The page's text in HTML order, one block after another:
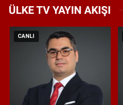
ÜLKE TV YAYIN AKIŞI
CANLI